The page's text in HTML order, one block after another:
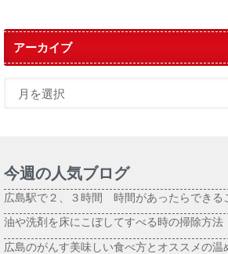
アーカイブ
今週の人気ブログ
広島駅で２、３時間 時間があったらできる
油や洗剤を床にこぼしてすべる時の掃除方法
広島のがんす美味しい食べ方とオススメの温